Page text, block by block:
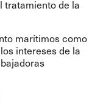
tratamiento de la
marítimos como
intereses de la